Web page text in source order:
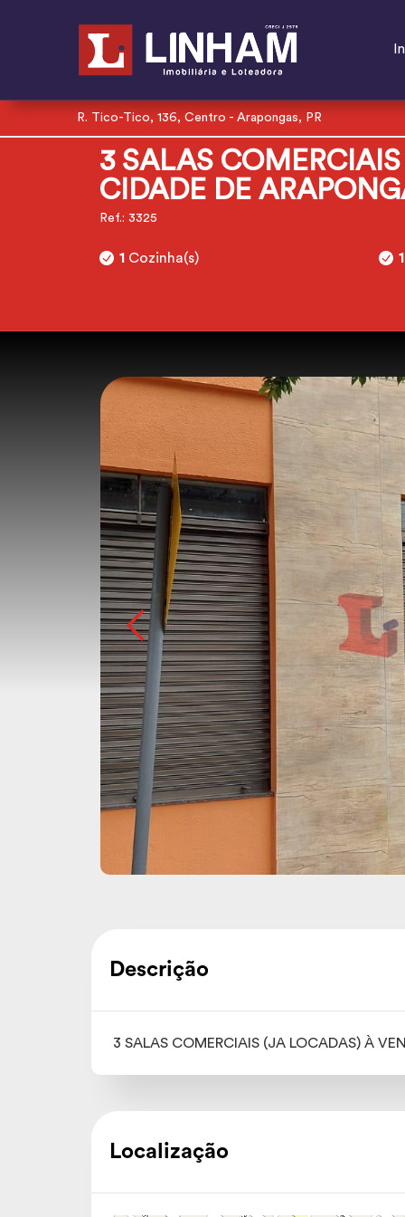
R. Tico-Tico, 136, Centro - Arapongas, PR
3 SALAS
CIDADE DE
Ref.: 3325
1 Cozinha(s) 1
Descrição
3 SALAS COMERCIAIS (JA LOCADAS) À
Localização